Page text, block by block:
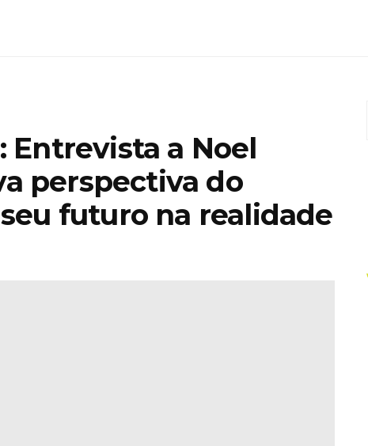
Bolos
Entrevista a Noel
perspectiva do
futuro na realidade